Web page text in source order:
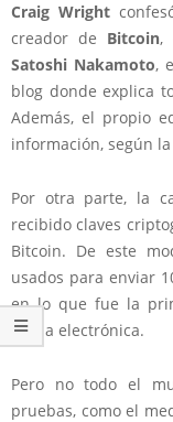
Craig Wright
creador de Bitcoin,
Satoshi Nakamoto,
blog donde explica
Además, el propio
información, según la
Por otra parte, la
recibidoclaves
Bitcoin. De este
usados para enviar
en lo que fue la
divisa electrónica.
Pero no todo el
pruebas, como el